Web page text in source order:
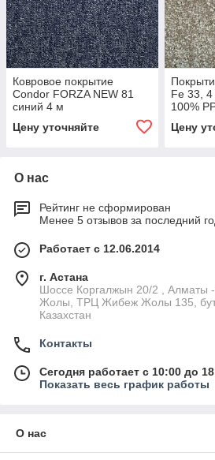
Ковровое покрытие
Condor FORZA NEW 81
синий 4 м
Цену уточняйте
Fe 33,
100%
Цену
О нас
Рейтинг не сформирован
Менее 5 отзывов за последний
Работает с 12.06.2014
г. Астана
Шоссе Коргалжын 20/2 , Алматы
Жолы, ТРЦ Жибеж Жолы 135,
Казахстан
Контакты
Сегодня работает с 10:00 до
Показать весь график работы
О нас